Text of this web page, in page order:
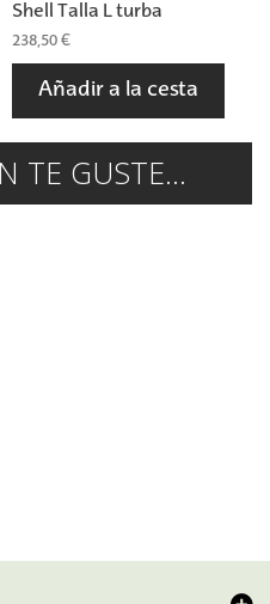
Shell Talla L turba
238,50 €
Añadir a la cesta
TE GUSTE...